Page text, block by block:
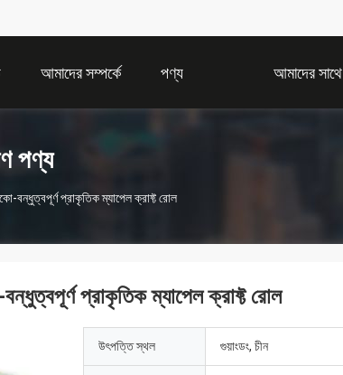
আমাদের সম্পর্কে পণ্য আমাদের সাথে
পণ্য
বন্ধুত্বপূর্ণ প্রাকৃতিক ম্যাপেল ক্রাফ্ট রোল
প্রাকৃতিক ম্যাপেল ক্রাফ্ট রোল
উৎপত্তি স্থল গুয়াংডং, চীন